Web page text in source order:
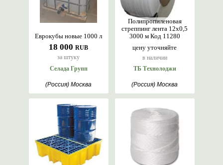
18 000 RUB
за штуку
Еврокубы новые 1000 л
Селада Групп
(Россия) Москва
цену уточняйте
в наличии
Полипропиленовая
стреппинг лента 12х0,5
3000 м Код 11280
ТБ Технолоджи
(Россия) Москва